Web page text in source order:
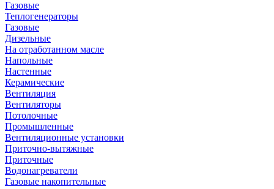
Газовые
Теплогенераторы
Газовые
Дизельные
На отработанном масле
Напольные
Настенные
Керамические
Вентиляция
Вентиляторы
Потолочные
Промышленные
Вентиляционные установки
Приточно-вытяжные
Приточные
Водонагреватели
Газовые накопительные